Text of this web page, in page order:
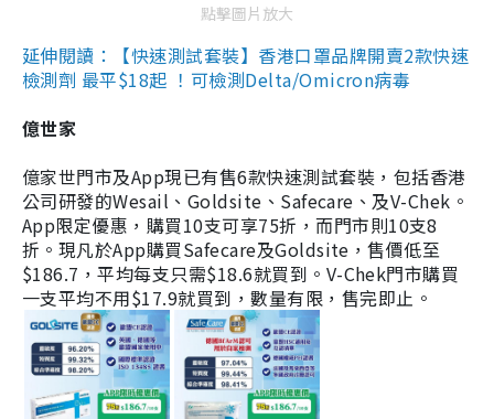
點擊圖片放大
延伸閱讀：【快速測試套裝】香港口罩品牌開賣2款快速
檢測劑 最平$18起 ！可檢測Delta/Omicron病毒
億世家
億家世門市及App現已有售6款快速測試套裝，包括香港
公司研發的Wesail、Goldsite、Safecare、及V-Chek。
App限定優惠，購買10支可享75折，而門市則10支8
折。現凡於App購買Safecare及Goldsite，售價低至
$186.7，平均每支只需$18.6就買到。V-Chek門市購買
一支平均不用$17.9就買到，數量有限，售完即止。